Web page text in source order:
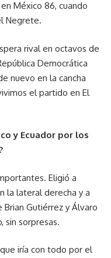
México 86, cuando
Negrete.
rival en octavos de
Democrática
nuevo en la cancha
el partido en El
y Ecuador por los
Eligió a
la lateral derecha y a
Brian Gutiérrez y Álvaro
sin sorpresas.
iría con todo por el